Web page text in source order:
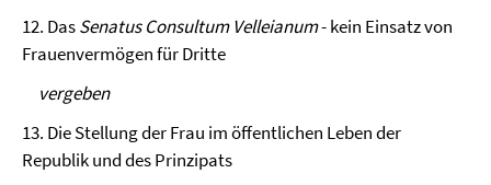
12. DasSenatus Consultum Velleianum- kein Einsatz von
Frauenvermögen für Dritte
vergeben
13. Die Stellung der Frau im öffentlichen Leben der
Republik und des Prinzipats